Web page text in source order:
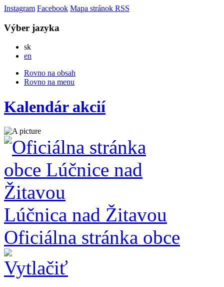
Instagram Facebook Mapa stránok RSS
Výber jazyka
skSlovensky
en
Rovno na obsah
Rovno na menu
Kalendár akcií
Lúčnica nad Žitavou
Oficiálna stránka obce